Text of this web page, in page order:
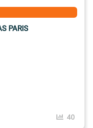
PARIS
40